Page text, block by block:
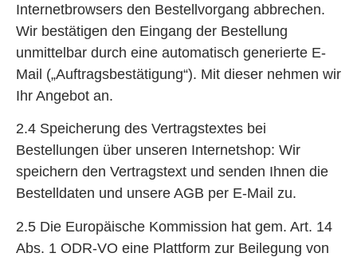
Internetbrowsers den Bestellvorgang abbrechen.
Wir bestätigen den Eingang der Bestellung
unmittelbar durch eine automatisch generierte E-
Mail („Auftragsbestätigung“). Mit dieser nehmen wir
Ihr Angebot an.
2.4 Speicherung des Vertragstextes bei
Bestellungen über unseren Internetshop: Wir
speichern den Vertragstext und senden Ihnen die
Bestelldaten und unsere AGB per E-Mail zu.
2.5 Die Europäische Kommission hat gem. Art. 14
Abs. 1 ODR-VO eine Plattform zur Beilegung von